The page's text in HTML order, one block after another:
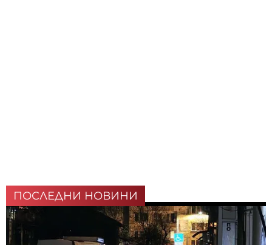
ПОСЛЕДНИ НОВИНИ